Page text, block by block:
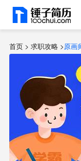
首页 > 求职攻略 >原画